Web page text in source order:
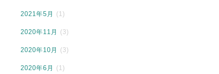
2021年5月 (1)
2020年11月 (3)
2020年10月 (3)
2020年6月 (1)